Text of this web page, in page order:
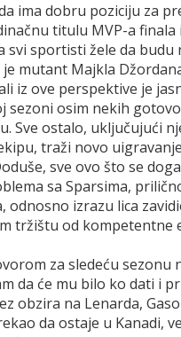
ima dobru poziciju za
titulu MVP-a
svi sportisti žele da
mutant Majkla
iz ove perspektive je
sezoni osim nekih
Sve ostalo, uključujući
traži novo
sve ovo što se
sa Sparsima,
odnosno izrazu lica
tržištu od kompetentne
za sledeću sezonu
da će mu bilo ko dati i
obzira na Lenarda,
da ostaje u Kanadi,